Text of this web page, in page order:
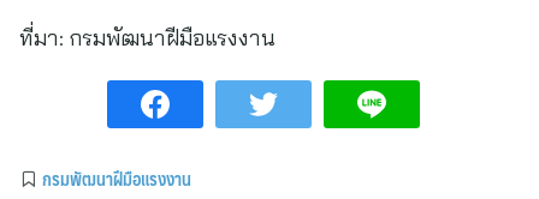
ที่มา: กรมพัฒนาฝีมือแรงงาน
กรมพัฒนาฝีมือแรงงาน